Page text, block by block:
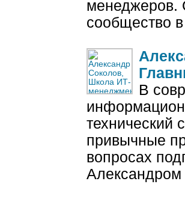
менеджеров.
сообщество
В
технический
привычные
вопросах